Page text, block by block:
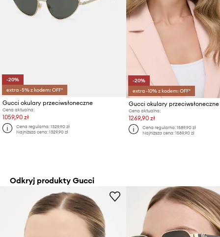
-20%
extra -5% z kodem: OFF*
Gucci okulary przeciwsłoneczne
Cena aktualna:
1059,90 zł
Cena regularna:1329,90 zł
Najniższa cena:1329,90 zł
-20%
extra -10% z kodem: OFF*
Gucci okulary przeciwsłoneczne
Cena aktualna:
1269,90 zł
Cena regularna:1589,90 zł
Najniższa cena:1589,90 zł
Odkryj produkty Gucci